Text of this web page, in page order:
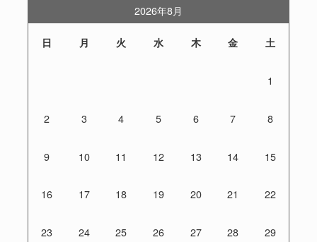
2026年8月
日 月 火 水 木 金 土
1
2 3 4 5 6 7 8
9 10 11 12 13 14 15
16 17 18 19 20 21 22
23 24 25 26 27 28 29